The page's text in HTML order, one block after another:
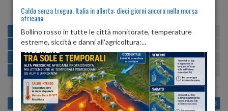
MATTINA min:20º max:26º U:50%
POMERIGGIO min:26º max:28º
SERA min: 22º max:29º U:69%-77%
NOTTE min:20º max:21º U:63%
OGGI SAB 08 DOM 09 LUN 10 MAR 11 MER 12 GIO 13
Caldo senza tregua, Italia in allerta: dieci giorni ancora nella morsa
africana
Bollino rosso in tutte le città monitorate, temperature
estreme, siccità e danni all'agricoltura:...